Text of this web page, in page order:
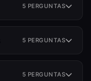
5 PERGUNTAS
5 PERGUNTAS
5 PERGUNTAS